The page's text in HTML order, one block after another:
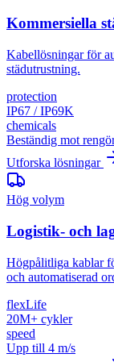
Kommersiella
Kabellösningar för
städutrustning.
protection
IP67 / IP69K
chemicals
Beständig mot
Utforska lösningar
Hög volym
Logistik- och
Högpålitliga kablar
och automatiserad
flexLife
20M+ cykler
speed
Upp till 4 m/s